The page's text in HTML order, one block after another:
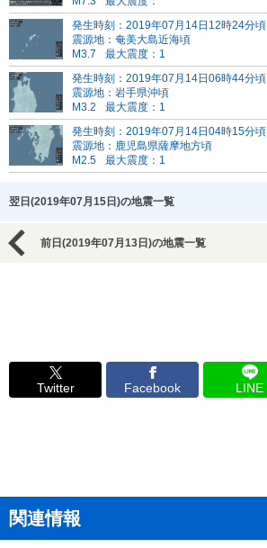
発生時刻：2019年07月14日12時24分頃
震源地：奄美大島近海頃
M3.7
最大震度：1
発生時刻：2019年07月14日06時44分頃
震源地：岩手県沖頃
M3.2
最大震度：1
発生時刻：2019年07月14日04時15分頃
震源地：鹿児島県薩摩地方頃
M2.5
最大震度：1
翌日(2019年07月15日)の地震一覧
前日(2019年07月13日)の地震一覧
Twitter Facebook LINE
関連情報